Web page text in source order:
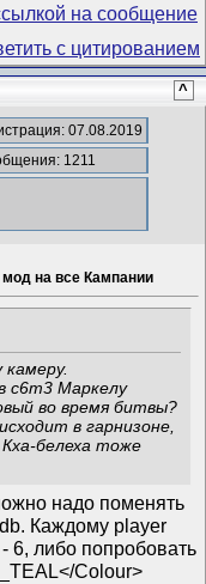
^
07.08.2019
1211
на все Кампании
c6m3 Маркелу
во время битвы?
в гарнизоне,
белеха тоже
надо поменять
Каждому player
6, либо попробовать
Colour>